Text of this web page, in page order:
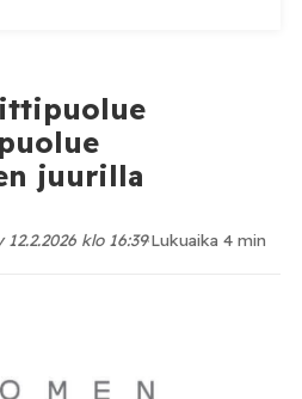
juurilla
klo 16:39·Lukuaika 4 min